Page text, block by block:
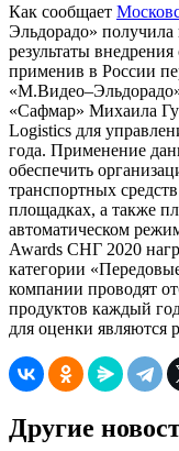
Как сообщает
Эльдорадо» получила
результаты
применив в России
«Сафмар» Михаила
Logistics для
года. Применение
обеспечить
транспортных
площадках, а также
автоматическом
Awards СНГ 2020
категории
компании проводят
продуктов каждый
для оценки являются
Другие